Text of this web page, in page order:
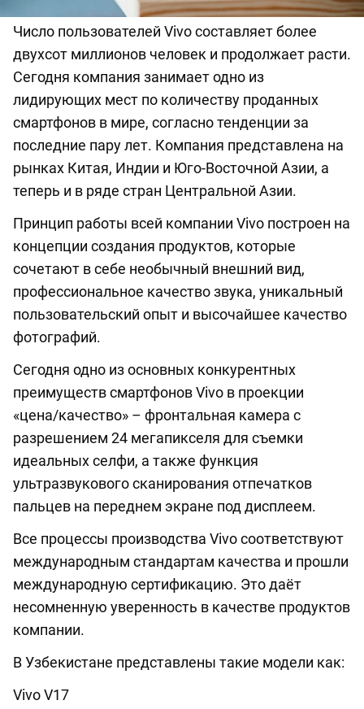
Число пользователей Vivo составляет более
двухсот миллионов человек и продолжает расти.
Сегодня компания занимает одно из
лидирующих мест по количеству проданных
смартфонов в мире, согласно тенденции за
последние пару лет. Компания представлена на
рынках Китая, Индии и Юго-Восточной Азии, а
теперь и в ряде стран Центральной Азии.
Принцип работы всей компании Vivo построен на
концепции создания продуктов, которые
сочетают в себе необычный внешний вид,
профессиональное качество звука, уникальный
пользовательский опыт и высочайшее качество
фотографий.
Сегодня одно из основных конкурентных
преимуществ смартфонов Vivo в проекции
«цена/качество» – фронтальная камера с
разрешением 24 мегапикселя для съемки
идеальных селфи, а также функция
ультразвукового сканирования отпечатков
пальцев на переднем экране под дисплеем.
Все процессы производства Vivo соответствуют
международным стандартам качества и прошли
международную сертификацию. Это даёт
несомненную уверенность в качестве продуктов
компании.
В Узбекистане представлены такие модели как:
Vivo V17